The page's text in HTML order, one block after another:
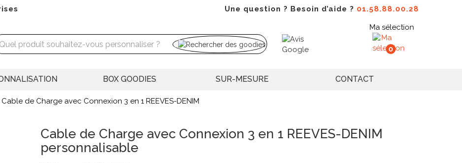
Une question ? Besoin d’aide ? 01.58.88.00.28
Ma sélection
0
BOX GOODIES SUR-MESURE CONTACT
Cable de Charge avec Connexion 3 en 1 REEVES-DENIM
Cable de Charge avec Connexion 3 en 1 REEVES-DENIM
personnalisable